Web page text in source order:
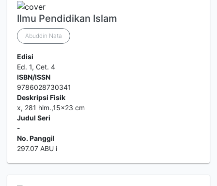
Ilmu Pendidikan Islam
Abuddin Nata
Edisi
Ed. 1, Cet. 4
ISBN/ISSN
9786028730341
Deskripsi Fisik
x, 281 hlm.,15x23 cm
Judul Seri
-
No. Panggil
297.07 ABU i